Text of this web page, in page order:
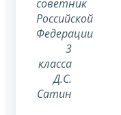
советник
Российской
Федерации
3
класса
Д.С.
Сатин